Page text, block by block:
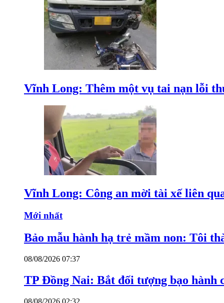
Vĩnh Long: Thêm một vụ tai nạn lỗi
Vĩnh Long: Công an mời tài xế liên
Mới nhất
Bảo mẫu hành hạ trẻ mầm non: Tôi
08/08/2026 07:37
TP Đồng Nai: Bắt đối tượng bạo hành
08/08/2026 02:32